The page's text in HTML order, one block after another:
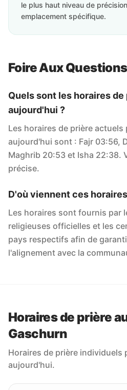
le plus haut niveau de
emplacement spécifique.
Foire Aux Questions
Quels sont les horaires
aujourd'hui ?
Les horaires de prière actuels
aujourd'hui sont : Fajr 03:56,
Maghrib 20:53 et Isha 22:38.
précise.
D'où viennent ces
Les horaires sont fournis par
religieuses officielles et les
pays respectifs afin de
l'alignement avec la
Horaires de prière
Gaschurn
Horaires de prière individuels
aujourd'hui.